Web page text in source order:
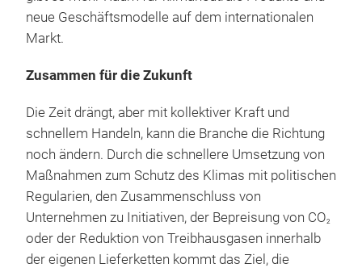
neue Geschäftsmodelle auf dem internationalen
Markt.
Zusammen für die Zukunft
Die Zeit drängt, aber mit kollektiver Kraft und
schnellem Handeln, kann die Branche die Richtung
noch ändern. Durch die schnellere Umsetzung von
Maßnahmen zum Schutz des Klimas mit politischen
Regularien, den Zusammenschluss von
Unternehmen zu Initiativen, der Bepreisung von CO2
oder der Reduktion von Treibhausgasen innerhalb
der eigenen Lieferketten kommt das Ziel, die